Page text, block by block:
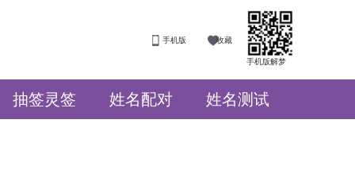
手机版解梦
手机版 收藏
抽签灵签 姓名配对 姓名测试